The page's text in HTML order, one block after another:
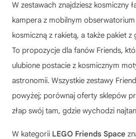
W zestawach znajdziesz kosmiczny
kampera z mobilnym
kosmiczną z rakietą, a także pakiet
To propozycje dla fanów Friends,
ulubione postacie z kosmicznym
astronomii. Wszystkie zestawy
powyżej; porównaj oferty sklepów
złap swój tam, gdzie wychodzi
W kategorii LEGO Friends Space